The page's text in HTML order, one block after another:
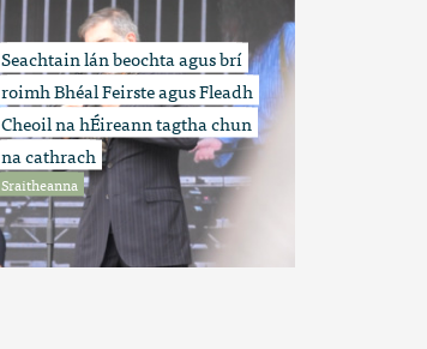
Seachtain lán beochta agus brí
roimh Bhéal Feirste agus Fleadh
Cheoil na hÉireann tagtha chun
na cathrach
Sraitheanna